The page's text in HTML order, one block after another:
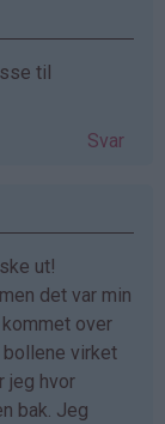
til
Svar
ut!
det var min
over
bollene virket
jeg hvor
bak. Jeg